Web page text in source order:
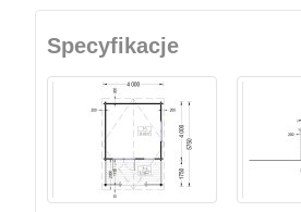
Specyfikacje